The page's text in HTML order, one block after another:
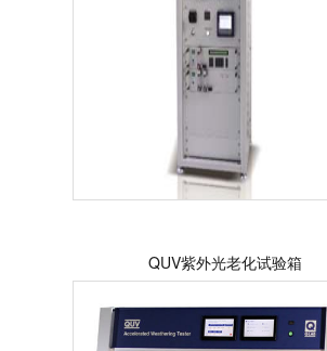
QUV紫外光老化试验箱